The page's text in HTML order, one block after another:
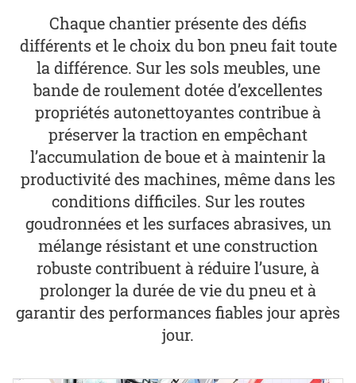
Chaque chantier présente des défis
différents et le choix du bon pneu fait toute
la différence. Sur les sols meubles, une
bande de roulement dotée d’excellentes
propriétés autonettoyantes contribue à
préserver la traction en empêchant
l’accumulation de boue et à maintenir la
productivité des machines, même dans les
conditions difficiles. Sur les routes
goudronnées et les surfaces abrasives, un
mélange résistant et une construction
robuste contribuent à réduire l’usure, à
prolonger la durée de vie du pneu et à
garantir des performances fiables jour après
jour.